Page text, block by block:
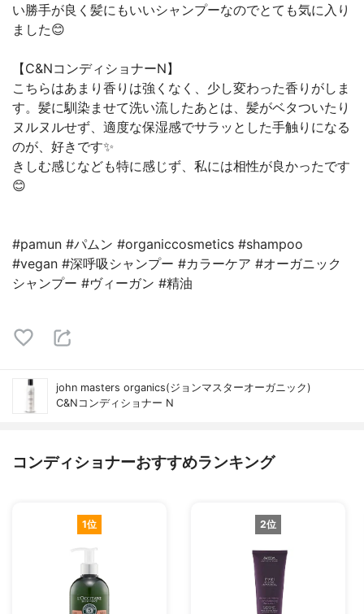
い勝手が良く髪にもいいシャンプーなのでとても気に入り
ました😊
【C&NコンディショナーN】
こちらはあまり香りは強くなく、少し変わった香りがしま
す。髪に馴染ませて洗い流したあとは、髪がベタついたり
ヌルヌルせず、適度な保湿感でサラッとした手触りになる
のが、好きです✨
きしむ感じなども特に感じず、私には相性が良かったです
😊
#pamun #パムン #organiccosmetics #shampoo
#vegan #深呼吸シャンプー #カラーケア #オーガニック
シャンプー #ヴィーガン #精油
john masters organics(ジョンマスターオーガニック)
C&Nコンディショナー N
コンディショナーおすすめランキング
1位 2位